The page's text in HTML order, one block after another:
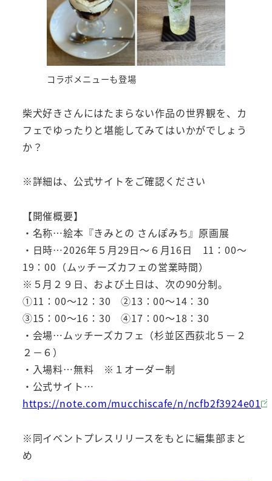
コラボメニューも登場
柴犬好きさんにはたまらない作品の世界観を、カ
フェでゆったりと堪能してみてはいかがでしょう
か？
※詳細は、公式サイトをご確認ください
【開催概要】
・名称…絵本『きみとの さんぽみち』原画展
・日時…2026年５月29日～６月16日 11：00～
19：00（ムッチーズカフェの営業時間）
※５月２９日、および土日は、次の90分制。
①11：00～12：30 ②13：00～14：30
③15：00～16：30 ④17：00～18：30
・会場…ムッチーズカフェ（杉並区西荻北５－２
２－６）
・入場料…無料 ※１オーダー制
・公式サイト…
https://note.com/mucchiscafe/n/ncfb2f3924e01
※同イベントプレスリリースをもとに編集部まと
め